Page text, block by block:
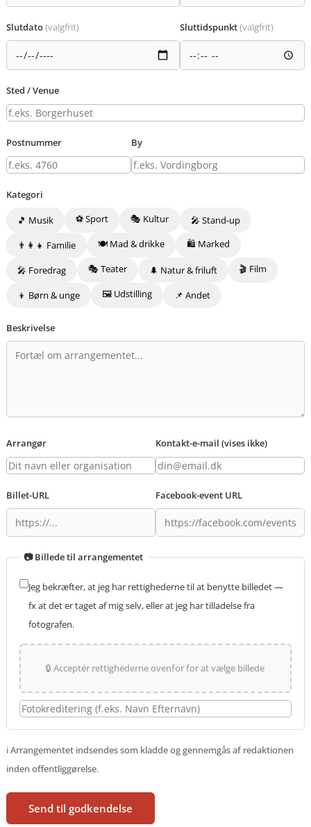
Slutdato(valgfrit) Sluttidspunkt(valgfrit)
Sted / Venue
Postnummer By
Kategori
🎵 Musik ⚽ Sport 🎭 Kultur
🎤 Stand-up
👨‍👩‍👧 Familie
🍽️ Mad & drikke 🛍️ Marked
🎤 Foredrag 🎭 Teater 🌲 Natur & friluft 🎬 Film
👦 Børn & unge 🖼️ Udstilling 📌 Andet
Beskrivelse
Arrangør Kontakt-e-mail (vises ikke)
Billet-URL Facebook-event URL
📷 Billede til arrangementet
Jeg bekræfter, at jeg har rettighederne til at benytte billedet —
fx at det er taget af mig selv, eller at jeg har tilladelse fra
fotografen.
🔒 Acceptér rettighederne ovenfor for at vælge billede
ℹ️ Arrangementet indsendes som kladde og gennemgås af redaktionen
inden offentliggørelse.
Send til godkendelse